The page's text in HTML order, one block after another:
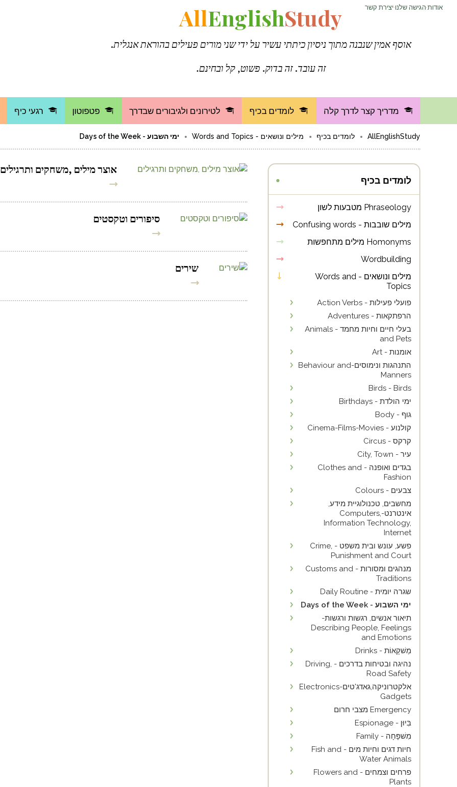
אודות·הגישה שלנו·יצירת קשר AllEnglishStudy
אוסף אמין שנבנה מתוך ניסיון כיתתי עשיר על ידי שני מורים פעילים בהוראת אנגלית.
זה עובד. זה בדוק. פשוט, קל ובחינם.
מדריך קצר לדרך קלה לומדים בכיף לטירונים ולגיבורים שבדרך פטפוטון רגעי כיף
AllEnglishStudy לומדים בכיף מילים ונושאים - Words and Topics ימי השבוע - Days of the Week
אוצר מילים ,משחקים ותרגילים
סיפורים וטקסטים
שירים
לומדים בכיף
Phraseology מטבעות לשון
מילים שובבות - Confusing words
Homonyms מילים מתחפשות
Wordbuilding
מילים ונושאים - Words and
Topics
פועלי פעילות - Action Verbs
הרפתקאות - Adventures
בעלי חיים וחיות מחמד - Animals
and Pets
אומנות - Art
התנהגות ונימוסים-Behaviour and
Manners
Birds - Birds
ימי הולדת - Birthdays
גוף - Body
קולנוע - Cinema-Films-Movies
קרקס - Circus
עיר - City, Town
בגדים ואופנה - Clothes and
Fashion
צבעים - Colours
מחשבים, טכנולוגיית מידע,
אינטרנט-Computers,
Information Technology,
Internet
פשע, עונש ובית משפט - Crime,
Punishment and Court
מנהגים ומסורות - Customs and
Traditions
שגרה יומית - Daily Routine
ימי השבוע - Days of the Week
תיאור אנשים, רגשות ורגשות-
Describing People, Feelings
and Emotions
מַשׁקָאוֹת - Drinks
נהיגה ובטיחות בדרכים - Driving,
Road Safety
אלקטרוניקה,גאדג'טים-Electronics
Gadgets
Emergency מצבי חרום
בִּיוּן - Espionage
מִשׁפָּחָה - Family
חיות דגים וחיות מים - Fish and
Water Animals
פרחים וצמחים - Flowers and
Plants